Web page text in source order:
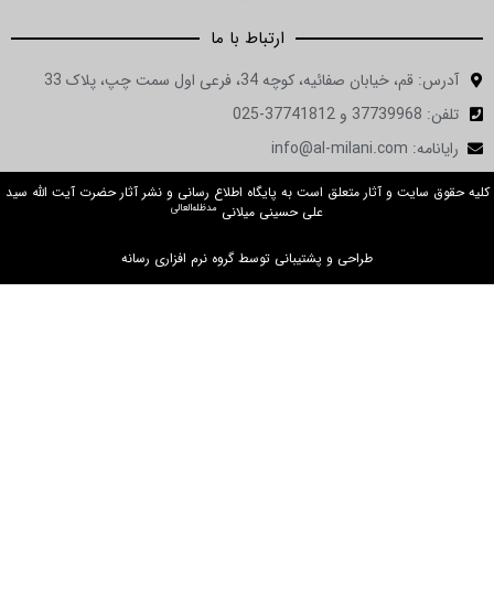
ارتباط با ما
صفائیه، کوچه 34، فرعی اول سمت چپ، پلاک 33
و آثار متعلق است به پایگاه اطلاع رسانی و نشر آثار حضرت آیت الله سید
علی حسینی میلانی مدظله‌العالی
طراحی و پشتیبانی توسط گروه نرم افزاری رسانه